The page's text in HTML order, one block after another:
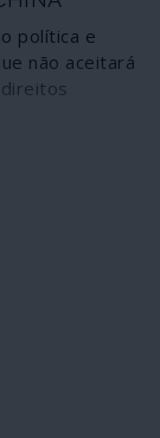
política e
não aceitará